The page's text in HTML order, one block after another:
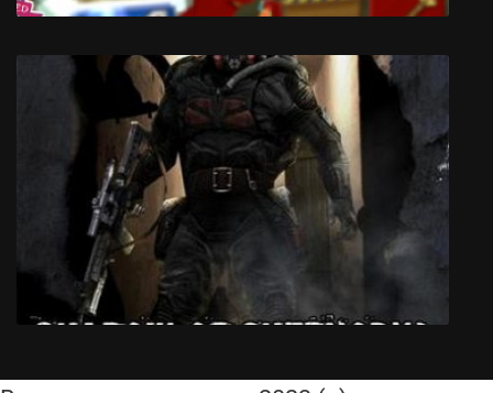
You Must Build A Boat